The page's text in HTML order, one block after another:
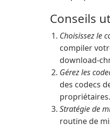
Conseils
Choisissez le
compiler
download-
Gérez les
des codecs
propriétaires.
Stratégie de
routine de